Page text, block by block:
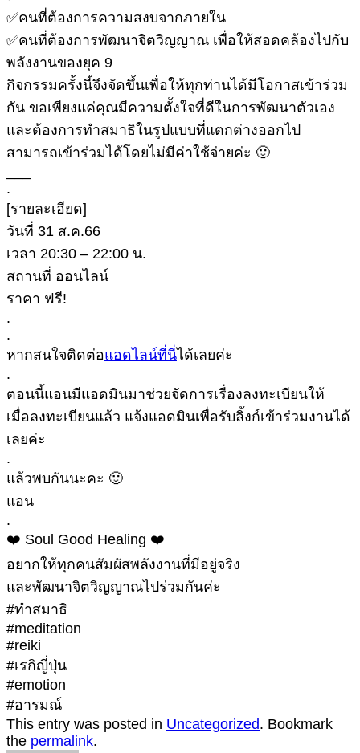
✅คนที่ต้องการความสงบจากภายใน
✅คนที่ต้องการพัฒนาจิตวิญญาณ เพื่อให้สอดคล้องไปกับ
พลังงานของยุค 9
กิจกรรมครั้งนี้จึงจัดขึ้นเพื่อให้ทุกท่านได้มีโอกาสเข้าร่วม
กัน ขอเพียงแค่คุณมีความตั้งใจที่ดีในการพัฒนาตัวเอง
และต้องการทำสมาธิในรูปแบบที่แตกต่างออกไป
สามารถเข้าร่วมได้โดยไม่มีค่าใช้จ่ายค่ะ 🙂
.
[รายละเอียด]
วันที่ 31 ส.ค.66
เวลา 20:30 – 22:00 น.
สถานที่ ออนไลน์
ราคา ฟรี!
.
.
หากสนใจติดต่อแอดไลน์ที่นี่ได้เลยค่ะ
.
ตอนนี้แอนมีแอดมินมาช่วยจัดการเรื่องลงทะเบียนให้
เมื่อลงทะเบียนแล้ว แจ้งแอดมินเพื่อรับลิ้งก์เข้าร่วมงานได้
เลยค่ะ
.
แล้วพบกันนะคะ 🙂
แอน
.
❤️ Soul Good Healing ❤️
อยากให้ทุกคนสัมผัสพลังงานที่มีอยู่จริง
และพัฒนาจิตวิญญาณไปร่วมกันค่ะ
#ทำสมาธิ
#meditation
#reiki
#เรกิญี่ปุ่น
#emotion
#อารมณ์
This entry was posted in Uncategorized. Bookmark
the permalink.